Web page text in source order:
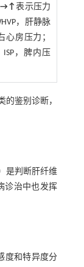
→↑表示压力
，肝静脉
心房压力；
ISP，脾内压
的鉴别诊断，
是判断肝纤维
诊治中也发挥
度和特异度分